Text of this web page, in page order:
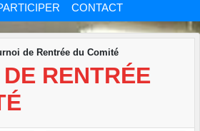
CONTACT
de Rentrée du Comité
RENTRÉE